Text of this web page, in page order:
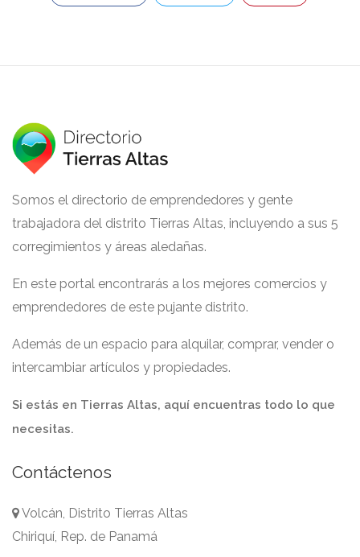
Somos el directorio de emprendedores y gente
trabajadora del distrito Tierras Altas, incluyendo a sus 5
corregimientos y áreas aledañas.
En este portal encontrarás a los mejores comercios y
emprendedores de este pujante distrito.
Además de un espacio para alquilar, comprar, vender o
intercambiar artículos y propiedades.
Si estás en Tierras Altas, aquí encuentras todo lo que
necesitas.
Contáctenos
Volcán, Distrito Tierras Altas
Chiriquí, Rep. de Panamá